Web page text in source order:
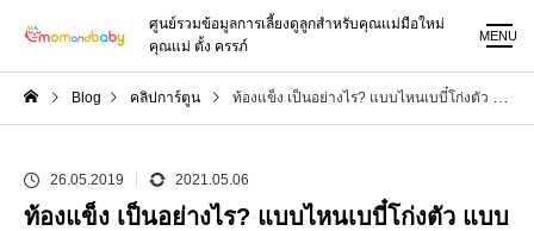
ศูนย์รวมข้อมูลการเลี้ยงดูลูกสำหรับคุณแม่มือใหม่
คุณแม่ ตั้ง ครรภ์
MENU
Blog คลิปการ์ตูน ท้องแข็ง เป็นอย่างไร? แบบไหนเบบี๋โก่งตัว แบบไหนอันตราย?
26.05.2019 2021.05.06
ท้องแข็ง เป็นอย่างไร? แบบไหนเบบี๋โก่งตัว แบบ